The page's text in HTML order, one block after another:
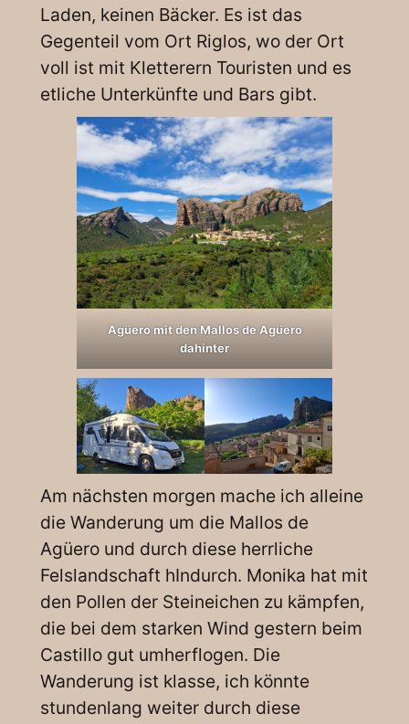
Laden, keinen Bäcker. Es ist das
Gegenteil vom Ort Riglos, wo der Ort
voll ist mit Kletterern Touristen und es
etliche Unterkünfte und Bars gibt.
Agüero mit den Mallos de Agüero
dahinter
Am nächsten morgen mache ich alleine
die Wanderung um die Mallos de
Agüero und durch diese herrliche
Felslandschaft hIndurch. Monika hat mit
den Pollen der Steineichen zu kämpfen,
die bei dem starken Wind gestern beim
Castillo gut umherflogen. Die
Wanderung ist klasse, ich könnte
stundenlang weiter durch diese